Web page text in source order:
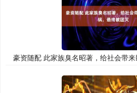
豪资随配 此家族臭名昭著，给社会带